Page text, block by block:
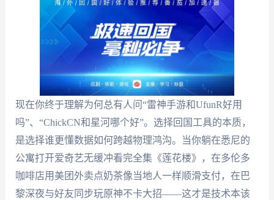
现在你终于理解为何总有人问“雷神手游和UfunR好用
吗”、“ChickCN和星河哪个好”。选择回国工具的本质，
是选择谁更懂数据如何跨越物理鸿沟。当你躺在悉尼的
公寓打开爱奇艺无缓冲看完全集《莲花楼》，在多伦多
咖啡店用美团外卖点奶茶像当地人一样顺滑支付，在巴
黎深夜与好友同步玩原神不卡大招——这才是技术本该